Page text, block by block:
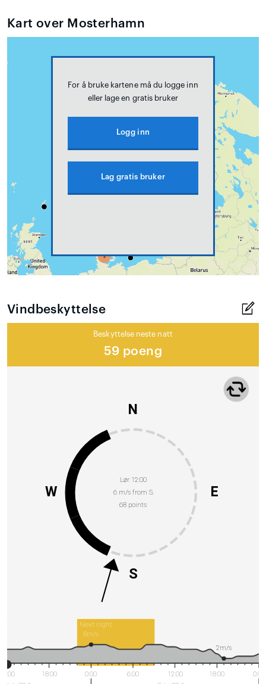
Kart over Mosterhamn
For å bruke kartene må du logge inn
eller lage en gratis bruker
Logg inn
Lag gratis bruker
Vindbeskyttelse
Beskyttelse neste natt
59 poeng
Lør 12:00
6 m/s from S
68 points
N
E
S
W
Next night
18:00 0:00 6:00
12:00
18:00 0:00
8m/s
2m/s